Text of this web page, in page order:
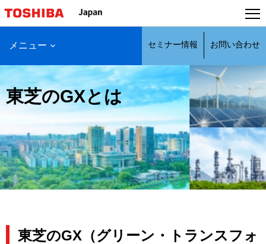
ャ
ン
プ
メニュー セミナー情報 お問い合わせ
東芝のGXとは
東芝の​GX​（グリーン・トランスフォ